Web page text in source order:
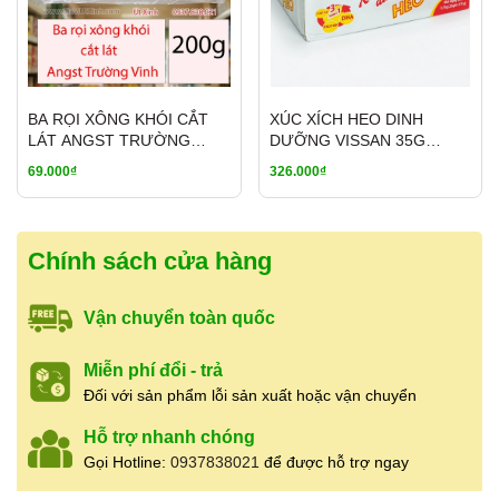
Phường 5, Quận 5, TP.HCM
Hotline:
0937.838.021
(có Zalo – hỗ trợ
24/24)
ngày, không nghỉ)
Mã vạch sản phẩm:
8938563129031
Cửa hàng nhận
cho khách mua số
lượng lớn, cung cấp hàng ổn định chonhà hàng,
quán ăn, đối tác lâu dài. Có hỗ trợship tỉnh
qua chành xe, nhà xekhi khách mua nhiều,
giao hàng nhanh và linh hoạt theo nhu cầu.
👉 Liên hệ báo giá sỉ & tư vấn:
BA RỌI XÔNG KHÓI CẮT
LÁT ANGST TRƯỜNG
THỤY SĨ
69.000₫
XÚC XÍCH HEO DINH
DƯỠNG VISSAN 35G
326.000₫
Chính sách cửa hàng
Vận chuyển toàn quốc
Miễn phí đổi - trả
Đối với sản phẩm lỗi sản xuất hoặc vận chuyển
Hỗ trợ nhanh chóng
Gọi Hotline: 0937838021 để được hỗ trợ ngay